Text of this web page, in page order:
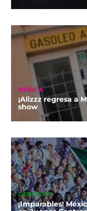
MÚSICA
¡Alizzz regresa a
show
DEPORTES
¡Imparables!